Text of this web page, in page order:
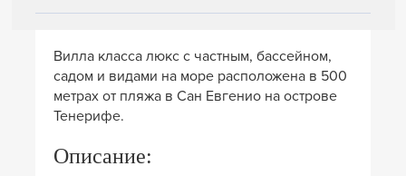
Вилла класса люкс с частным, бассейном,
садом и видами на море расположена в 500
метрах от пляжа в Сан Евгенио на острове
Тенерифе.
Описание: